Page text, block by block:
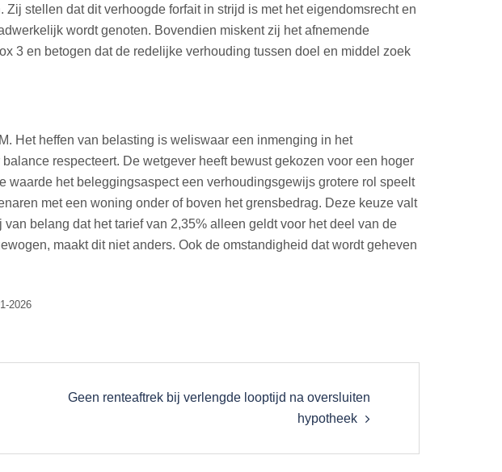
stellen dat dit verhoogde forfait in strijd is met het eigendomsrecht en
wordt genoten. Bovendien miskent zij het afnemende
3 en betogen dat de redelijke verhouding tussen doel en middel zoek
Het heffen van belasting is weliswaar een inmenging in het
respecteert. De wetgever heeft bewust gekozen voor een hoger
het beleggingsaspect een verhoudingsgewijs grotere rol speelt
met een woning onder of boven het grensbedrag. Deze keuze valt
belang dat het tarief van 2,35% alleen geldt voor het deel van de
maakt dit niet anders. Ook de omstandigheid dat wordt geheven
2026
Geen renteaftrek bij verlengde looptijd na oversluiten
hypotheek